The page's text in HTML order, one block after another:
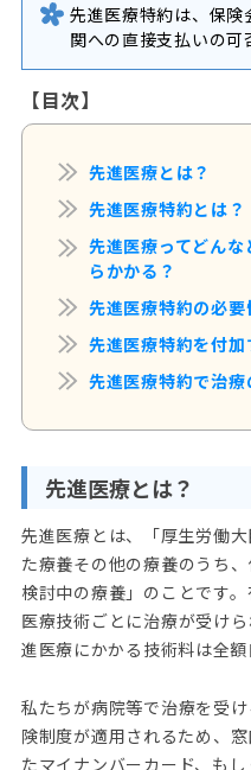
先進医療特約は、保険
関への直接支払いの可
【目次】
先進医療とは？
先進医療特約とは？
先進医療ってどんな
らかかる？
先進医療特約の必要
先進医療特約を付
先進医療特約で治
先進医療とは？
先進医療とは、「厚生労働
た療養その他の療養のうち
検討中の療養」のことです
医療技術ごとに治療が受け
進医療にかかる技術料は全額
私たちが病院等で治療を受
険制度が適用されるため、
たマイナンバーカード、も